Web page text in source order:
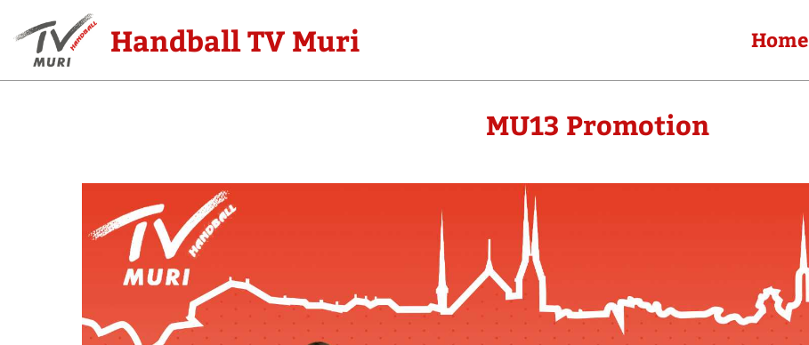
Home
Handball TV Muri
MU13 Promotion